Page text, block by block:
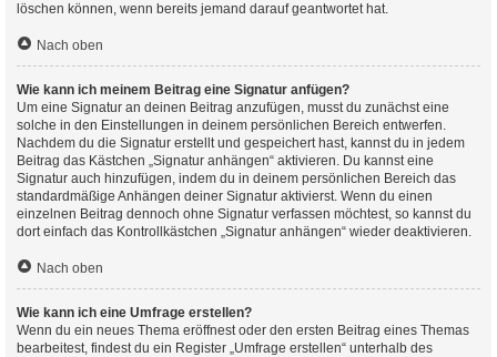
löschen können, wenn bereits jemand darauf geantwortet hat.
Nach oben
Wie kann ich meinem Beitrag eine Signatur anfügen?
Um eine Signatur an deinen Beitrag anzufügen, musst du zunächst eine
solche in den Einstellungen in deinem persönlichen Bereich entwerfen.
Nachdem du die Signatur erstellt und gespeichert hast, kannst du in jedem
Beitrag das Kästchen „Signatur anhängen“ aktivieren. Du kannst eine
Signatur auch hinzufügen, indem du in deinem persönlichen Bereich das
standardmäßige Anhängen deiner Signatur aktivierst. Wenn du einen
einzelnen Beitrag dennoch ohne Signatur verfassen möchtest, so kannst du
dort einfach das Kontrollkästchen „Signatur anhängen“ wieder deaktivieren.
Nach oben
Wie kann ich eine Umfrage erstellen?
Wenn du ein neues Thema eröffnest oder den ersten Beitrag eines Themas
bearbeitest, findest du ein Register „Umfrage erstellen“ unterhalb des